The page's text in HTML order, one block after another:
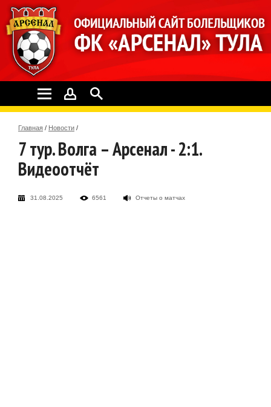
Главная / Новости /
7 тур. Волга – Арсенал - 2:1.
Видеоотчёт
31.08.2025 6561 Отчеты о матчах